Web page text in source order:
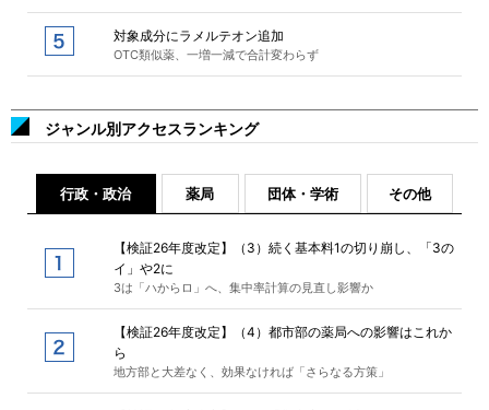
対象成分にラメルテオン追加
OTC類似薬、一増一減で合計変わらず
ジャンル別アクセスランキング
行政・政治 薬局 団体・学術 その他
【検証26年度改定】（3）続く基本料1の切り崩し、「3の
イ」や2に
3は「ハからロ」へ、集中率計算の見直し影響か
【検証26年度改定】（4）都市部の薬局への影響はこれか
ら
地方部と大差なく、効果なければ「さらなる方策」